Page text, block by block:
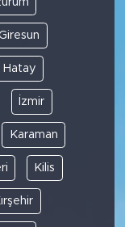
Hatay
İzmir
Karaman
Kilis